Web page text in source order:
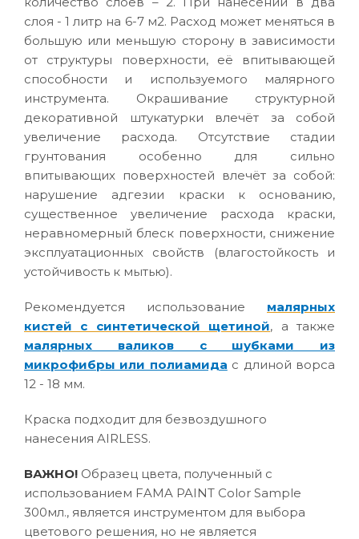
слоя - 1 литр на 6-7 м2. Расход может меняться в
большую или меньшую сторону в зависимости
от структуры поверхности, её впитывающей
способности и используемого малярного
инструмента. Окрашивание структурной
декоративной штукатурки влечёт за собой
увеличение расхода. Отсутствие стадии
грунтования особенно для сильно
впитывающих поверхностей влечёт за собой:
нарушение адгезии краски к основанию,
существенное увеличение расхода краски,
неравномерный блеск поверхности, снижение
эксплуатационных свойств (влагостойкость и
устойчивость к мытью).
Рекомендуется использование малярных
кистей с синтетической щетиной, а также
малярных валиков с шубками из
микрофибры или полиамида с длиной ворса
12 - 18 мм.
Краска подходит для безвоздушного
нанесения AIRLESS.
ВАЖНО! Образец цвета, полученный с
использованием FAMA PAINT Color Sample
300мл., является инструментом для выбора
цветового решения, но не является